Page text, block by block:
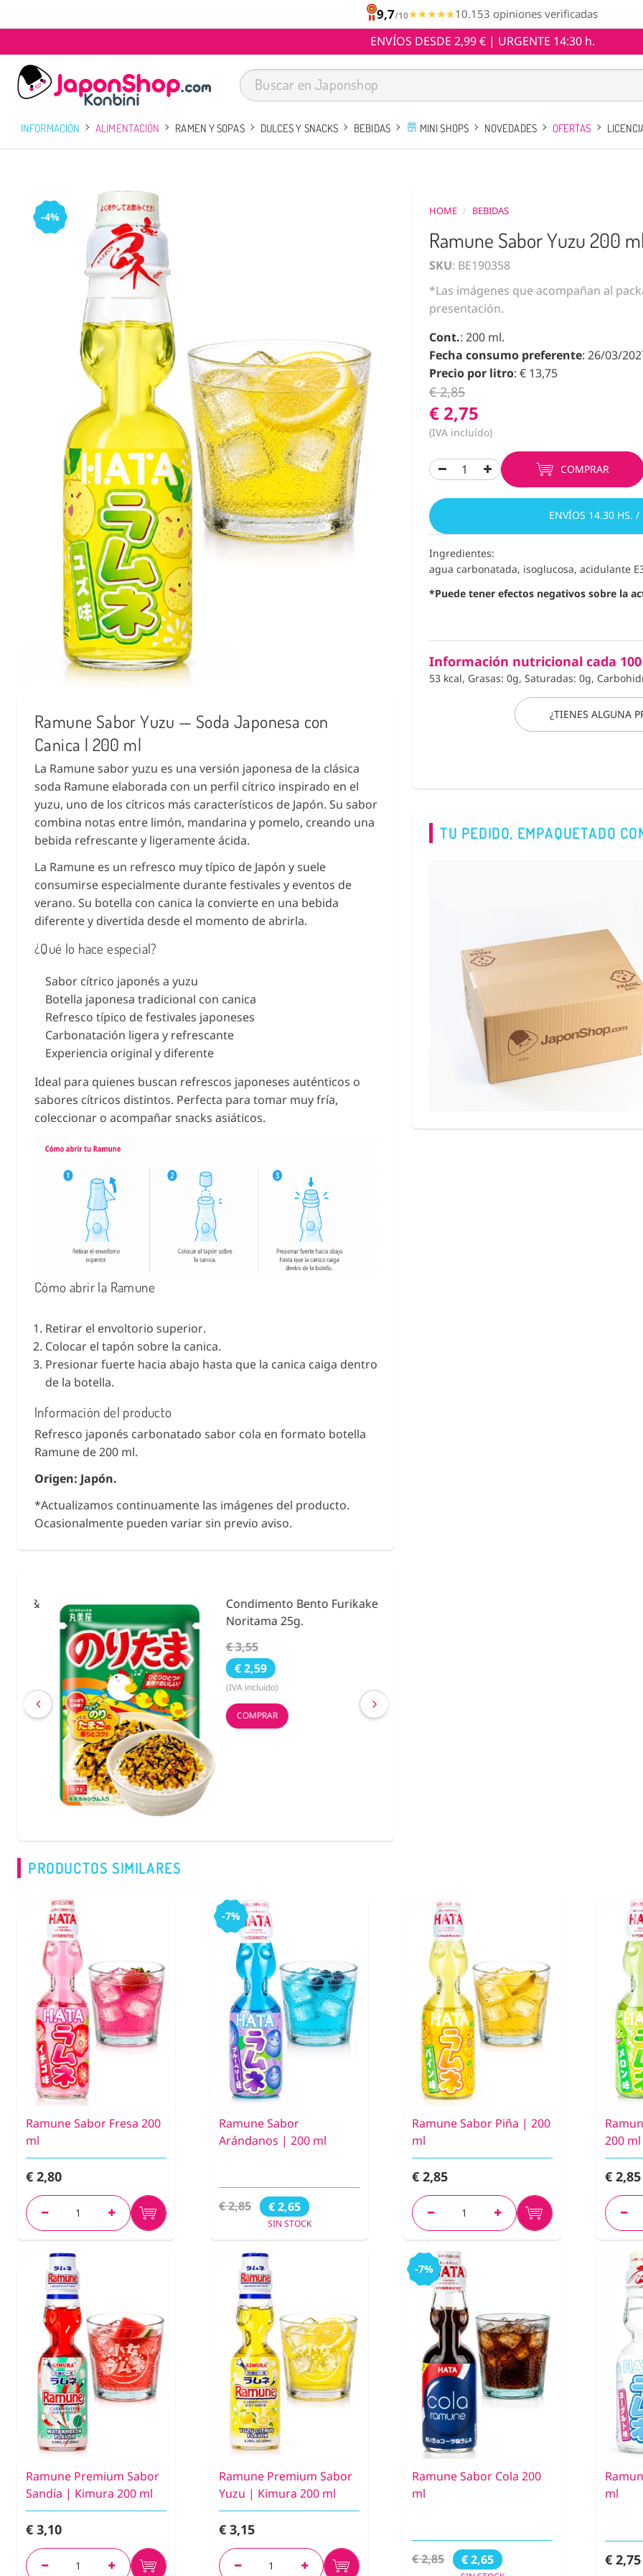
9,7/10★★★★★
★★★★★10.153 opiniones verificadas
ENVÍOS DESDE 2,99 € | URGENTE 14:30 h.
INFORMACIÓN ALIMENTACIÓN RAMEN Y SOPAS DULCES Y SNACKS BEBIDAS MINI SHOPS NOVEDADES OFERTAS
-4%
Ramune Sabor Yuzu — Soda Japonesa con
Canica | 200 ml
La Ramune sabor yuzu es una versión japonesa de la clásica
soda Ramune elaborada con un perfil cítrico inspirado en el
yuzu, uno de los cítricos más característicos de Japón. Su sabor
combina notas entre limón, mandarina y pomelo, creando una
bebida refrescante y ligeramente ácida.
La Ramune es un refresco muy típico de Japón y suele
consumirse especialmente durante festivales y eventos de
verano. Su botella con canica la convierte en una bebida
diferente y divertida desde el momento de abrirla.
¿Qué lo hace especial?
Sabor cítrico japonés a yuzu
Botella japonesa tradicional con canica
Refresco típico de festivales japoneses
Carbonatación ligera y refrescante
Experiencia original y diferente
Ideal para quienes buscan refrescos japoneses auténticos o
sabores cítricos distintos. Perfecta para tomar muy fría,
coleccionar o acompañar snacks asiáticos.
Cómo abrir la Ramune
Retirar el envoltorio superior.
Colocar el tapón sobre la canica.
Presionar fuerte hacia abajo hasta que la canica caiga dentro
de la botella.
Información del producto
Refresco japonés carbonatado sabor cola en formato botella
Ramune de 200 ml.
Origen: Japón.
*Actualizamos continuamente las imágenes del producto.
Ocasionalmente pueden variar sin previo aviso.
Condimento Bento Furikake
Noritama 25g.
€ 3,55
€ 2,59
(IVA incluído)
COMPRAR
HOME / BEBIDAS
Ramune Sabor Yuzu 200 ml
SKU: BE190358
*Las imágenes que acompañan al
presentación.
Cont.: 200 ml.
Fecha consumo preferente: 26/03/
Precio por litro: € 13,75
€ 2,85
€ 2,75
(IVA incluído)
COMPRAR
ENVÍOS 14.30 HS. /
Ingredientes:
agua carbonatada, isoglucosa, acidulante
*Puede tener efectos negativos sobre la
Información nutricional cada
53 kcal, Grasas: 0g, Saturadas: 0g,
¿TIENES ALGUNA
TU PEDIDO, EMPAQUETADO
PRODUCTOS SIMILARES
Ramune Sabor Fresa 200
ml
€ 2,80
-7%
Ramune Sabor
Arándanos | 200 ml
€ 2,85 € 2,65
SIN STOCK
Ramune Sabor Piña | 200
ml
€ 2,85
200 ml
€ 2,85
Ramune Premium Sabor
Sandía | Kimura 200 ml
€ 3,10
Ramune Premium Sabor
Yuzu | Kimura 200 ml
€ 3,15
-7%
Ramune Sabor Cola 200
ml
€ 2,85 € 2,65
ml
€ 2,75